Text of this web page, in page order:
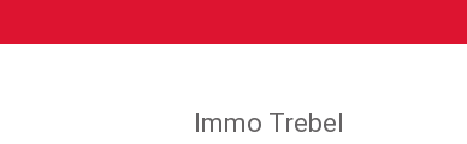
Immo Trebel